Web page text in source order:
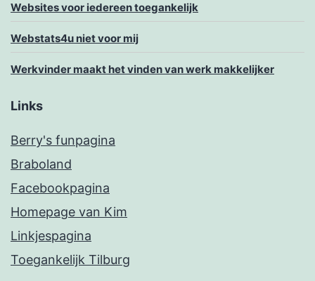
Websites voor iedereen toegankelijk
Webstats4u niet voor mij
Werkvinder maakt het vinden van werk makkelijker
Links
Berry's funpagina
Braboland
Facebookpagina
Homepage van Kim
Linkjespagina
Toegankelijk Tilburg